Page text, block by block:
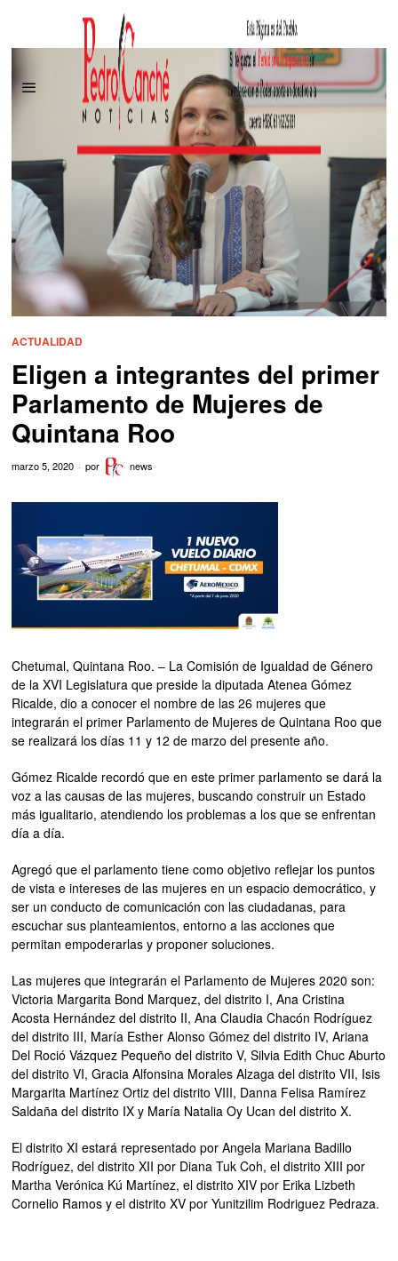
ACTUALIDAD
Eligen a integrantes del primer
Parlamento de Mujeres de
Quintana Roo
marzo 5, 2020 por news
Chetumal, Quintana Roo. – La Comisión de Igualdad de Género
de la XVI Legislatura que preside la diputada Atenea Gómez
Ricalde, dio a conocer el nombre de las 26 mujeres que
integrarán el primer Parlamento de Mujeres de Quintana Roo que
se realizará los días 11 y 12 de marzo del presente año.
Gómez Ricalde recordó que en este primer parlamento se dará la
voz a las causas de las mujeres, buscando construir un Estado
más igualitario, atendiendo los problemas a los que se enfrentan
día a día.
Agregó que el parlamento tiene como objetivo reflejar los puntos
de vista e intereses de las mujeres en un espacio democrático, y
ser un conducto de comunicación con las ciudadanas, para
escuchar sus planteamientos, entorno a las acciones que
permitan empoderarlas y proponer soluciones.
Las mujeres que integrarán el Parlamento de Mujeres 2020 son:
Victoria Margarita Bond Marquez, del distrito I, Ana Cristina
Acosta Hernández del distrito II, Ana Claudia Chacón Rodríguez
del distrito III, María Esther Alonso Gómez del distrito IV, Ariana
Del Roció Vázquez Pequeño del distrito V, Silvia Edith Chuc Aburto
del distrito VI, Gracia Alfonsina Morales Alzaga del distrito VII, Isis
Margarita Martínez Ortiz del distrito VIII, Danna Felisa Ramírez
Saldaña del distrito IX y María Natalia Oy Ucan del distrito X.
El distrito XI estará representado por Angela Mariana Badillo
Rodríguez, del distrito XII por Diana Tuk Coh, el distrito XIII por
Martha Verónica Kú Martínez, el distrito XIV por Erika Lizbeth
Cornelio Ramos y el distrito XV por Yunitzilim Rodriguez Pedraza.